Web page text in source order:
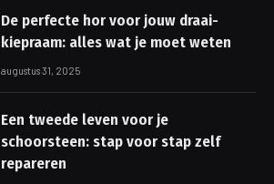
De perfecte hor voor jouw draai-
kiepraam: alles wat je moet weten
augustus 31, 2025
Een tweede leven voor je
schoorsteen: stap voor stap zelf
repareren